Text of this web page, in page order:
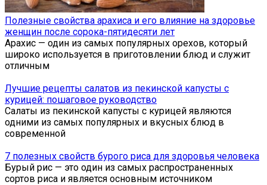
Полезные свойства арахиса и его влияние на здоровье
женщин после сорока-пятидесяти лет
Арахис — один из самых популярных орехов, который
широко используется в приготовлении блюд и служит
отличным
Лучшие рецепты салатов из пекинской капусты с
курицей: пошаговое руководство
Салаты из пекинской капусты с курицей являются
одними из самых популярных и вкусных блюд в
современной
7 полезных свойств бурого риса для здоровья человека
Бурый рис — это один из самых распространенных
сортов риса и является основным источником